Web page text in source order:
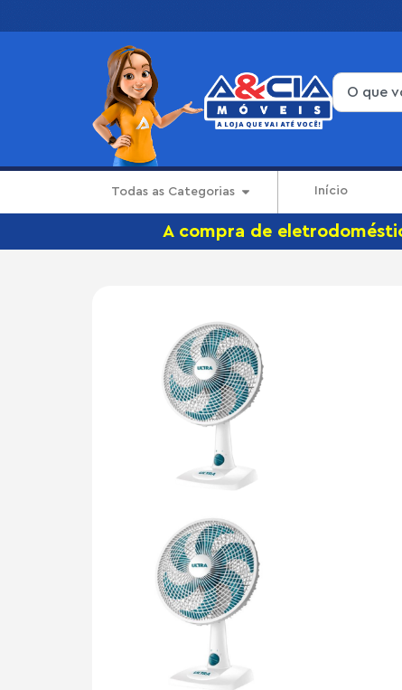
Todas as Categorias Início
A compra de